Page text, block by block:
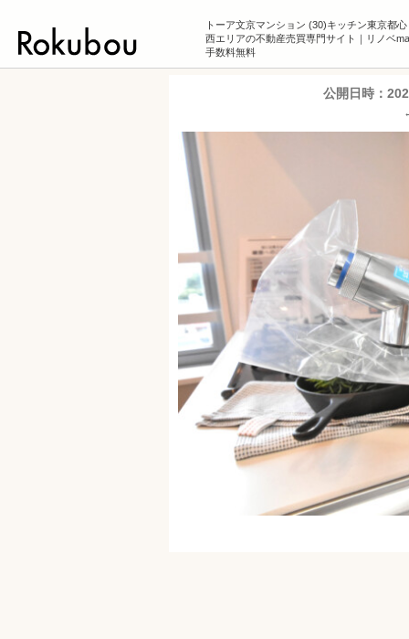
トーア文京マンション (30)キッチン東京都
西エリアの不動産売買専門サイト｜リノベ
手数料無料
公開日時：